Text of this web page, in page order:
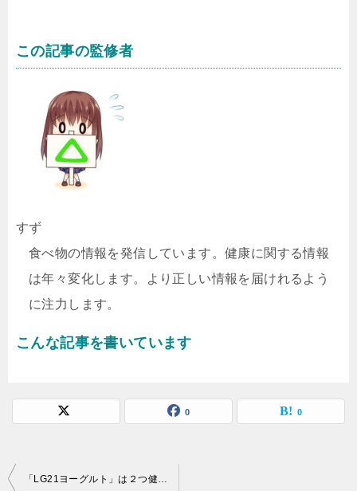
この記事の監修者
すず
食べ物の情報を発信しています。健康に関する情報
は年々変化します。より正しい情報を届けれるよう
に注力します。
こんな記事を書いています
0 0
投
「LG21ヨーグルト」は２つ健康効果が圧倒的だった！？